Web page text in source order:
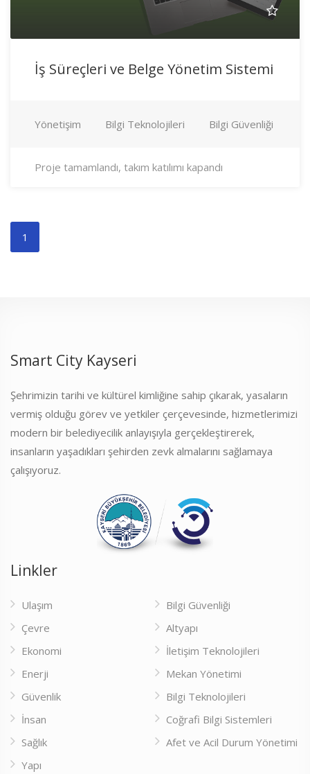
İş Süreçleri ve Belge Yönetim Sistemi
Yönetişim Bilgi Teknolojileri Bilgi Güvenliği
Proje tamamlandı, takım katılımı kapandı
1
Smart City Kayseri
Şehrimizin tarihi ve kültürel kimliğine sahip çıkarak, yasaların
vermiş olduğu görev ve yetkiler çerçevesinde, hizmetlerimizi
modern bir belediyecilik anlayışıyla gerçekleştirerek,
insanların yaşadıkları şehirden zevk almalarını sağlamaya
çalışıyoruz.
Linkler
Ulaşım
Çevre
Ekonomi
Enerji
Güvenlik
İnsan
Sağlık
Yapı
Bilgi Güvenliği
Altyapı
İletişim Teknolojileri
Mekan Yönetimi
Bilgi Teknolojileri
Coğrafi Bilgi Sistemleri
Afet ve Acil Durum Yönetimi